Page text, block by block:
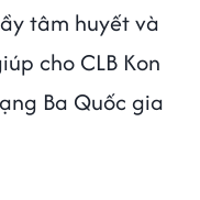
tâm huyết và
cho CLB Kon
Ba Quốc gia